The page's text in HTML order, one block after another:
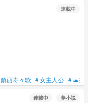
連載中
鎮西寿々歌 #女主人公 #🐢投
連載中 夢小説